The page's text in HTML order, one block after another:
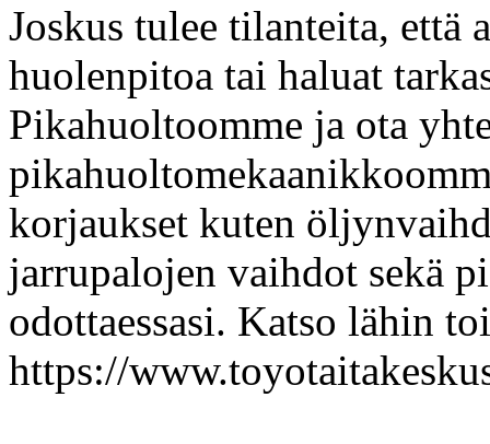
Joskus tulee tilanteita, että
huolenpitoa tai haluat
Pikahuoltoomme ja ota
korjaukset kuten
jarrupalojen vaihdot sekä
odottaessasi. Katso lähin
https://